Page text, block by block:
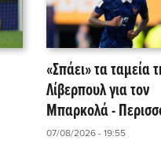
«Σπάει» τα ταμεία
Λίβερπουλ για τον
Μπαρκολά -
από 115
07/08/2026 - 19:55